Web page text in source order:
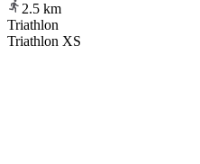
2.5 km
Triathlon
Triathlon XS